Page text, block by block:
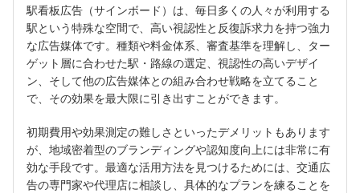
駅看板広告（サインボード）は、毎日多くの人々が利用する
駅という特殊な空間で、高い視認性と反復訴求力を持つ強力
な広告媒体です。種類や料金体系、審査基準を理解し、ター
ゲット層に合わせた駅・路線の選定、視認性の高いデザイ
ン、そして他の広告媒体との組み合わせ戦略を立てること
で、その効果を最大限に引き出すことができます。
初期費用や効果測定の難しさといったデメリットもあります
が、地域密着型のブランディングや認知度向上には非常に有
効な手段です。最適な活用方法を見つけるためには、交通広
告の専門家や代理店に相談し、具体的なプランを練ることを